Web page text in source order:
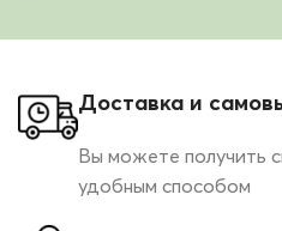
Доставка и
Вы можете получить
удобным способом